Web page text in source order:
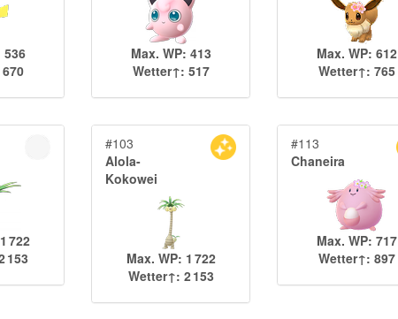
536
Max. WP: 413
Wetter↑: 517
Max. WP: 612
Wetter↑: 765
722
153
#103
Alola-
Kokowei
Max. WP: 1 722
Wetter↑: 2 153
#113
Chaneira
Max. WP: 717
Wetter↑: 897